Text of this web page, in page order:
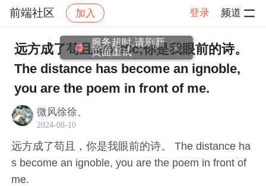
前端社区 加入 登录 频道
社区 前端社区 感慨 帖子详情
远方成了苟且&#xff0c;你是我眼前的诗。
The distance has become an ignoble,
you are the poem in front of me.
微风徐徐、
2024-08-10
远方成了苟且，你是我眼前的诗。 The distance ha
s become an ignoble, you are the poem in front of
me.
服务超时,请刷新
页面重试